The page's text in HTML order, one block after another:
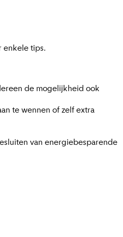
enkele tips.
de mogelijkheid ook
te wennen of zelf extra
van energiebesparende